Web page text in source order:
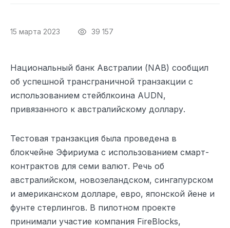
15 марта 2023 39 157
Национальный банк Австралии (NAB) сообщил
об успешной трансграничной транзакции с
использованием стейблкоина AUDN,
привязанного к австралийскому доллару.
Тестовая транзакция была проведена в
блокчейне Эфириума с использованием смарт-
контрактов для семи валют. Речь об
австралийском, новозеландском, сингапурском
и американском долларе, евро, японской йене и
фунте стерлингов. В пилотном проекте
принимали участие компания FireBlocks,